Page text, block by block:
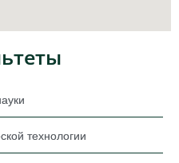
технологии